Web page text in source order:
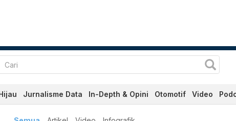
Jurnalisme Data In-Depth & Opini Otomotif Video